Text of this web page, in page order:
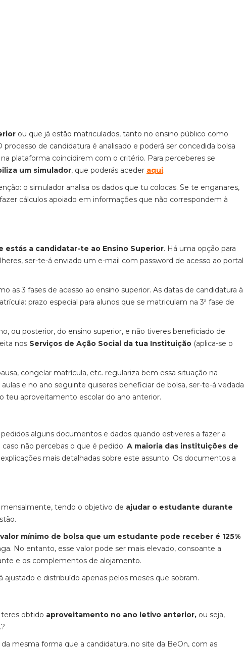
ou que já estão matriculados, tanto no ensino público como
processo de candidatura é analisado e poderá ser concedida bolsa
plataforma coincidirem com o critério. Para perceberes se
um simulador, que poderás aceder aqui.
o simulador analisa os dados que tu colocas. Se te enganares,
cálculos apoiado em informações que não correspondem à
estás a candidatar-te ao Ensino Superior. Há uma opção para
ser-te-á enviado um e-mail com password de acesso ao portal
as 3 fases de acesso ao ensino superior. As datas de candidatura à
prazo especial para alunos que se matriculam na 3ª fase de
ou posterior, do ensino superior, e não tiveres beneficiado de
nos Serviços de Ação Social da tua Instituição (aplica-se o
congelar matrícula, etc. regulariza bem essa situação na
e no ano seguinte quiseres beneficiar de bolsa, ser-te-á vedada
teu aproveitamento escolar do ano anterior.
alguns documentos e dados quando estiveres a fazer a
não percebas o que é pedido. A maioria das instituições de
mais detalhadas sobre este assunto. Os documentos a
mensalmente, tendo o objetivo de ajudar o estudante durante
mínimo de bolsa que um estudante pode receber é 125%
No entanto, esse valor pode ser mais elevado, consoante a
e os complementos de alojamento.
ajustado e distribuído apenas pelos meses que sobram.
teres obtido aproveitamento no ano letivo anterior, ou seja,
mesma forma que a candidatura, no site da BeOn, com as